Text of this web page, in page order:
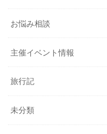
お悩み相談
主催イベント情報
旅行記
未分類